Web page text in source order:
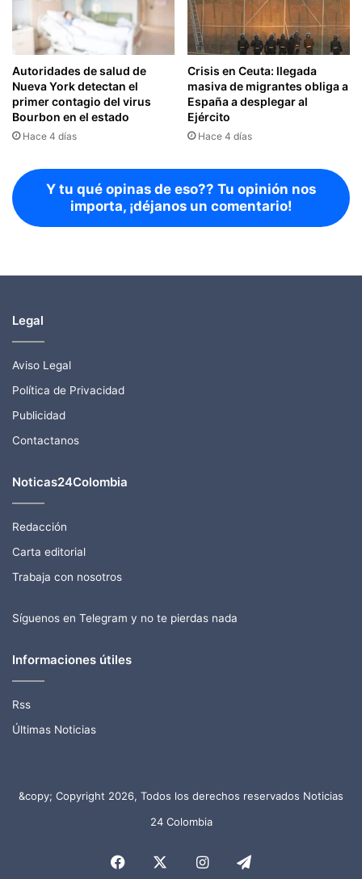
Autoridades de salud de
Nueva York detectan el
primer contagio del virus
Bourbon en el estado
Hace 4 días
Crisis en Ceuta: llegada
masiva de migrantes obliga a
España a desplegar al
Ejército
Hace 4 días
Y tu qué opinas de eso?? Tu opinión nos
importa, ¡déjanos un comentario!
Legal
Aviso Legal
Política de Privacidad
Publicidad
Contactanos
Noticas24Colombia
Redacción
Carta editorial
Trabaja con nosotros
Síguenos en Telegram y no te pierdas nada
Informaciones útiles
Rss
Últimas Noticias
&copy; Copyright 2026, Todos los derechos reservados Noticias
24 Colombia
Facebook InstagramTelegram